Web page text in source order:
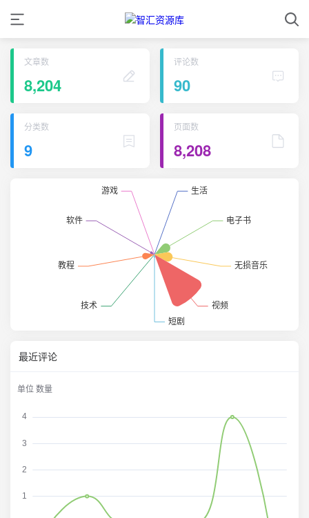
文章数
8,204
评论数
90
分类数
9
页面数
8,208
最近评论